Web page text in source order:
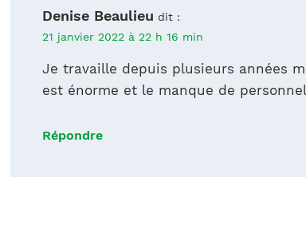
Denise Beaulieu dit :
21 janvier 2022 à 22 h 16 min
Je travaille depuis plusieurs années
est énorme et le manque de
Répondre